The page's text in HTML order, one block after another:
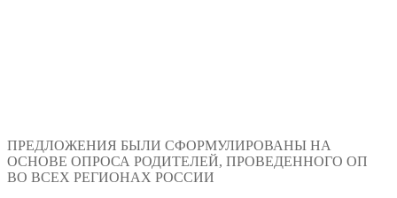
ПРЕДЛОЖЕНИЯ БЫЛИ СФОРМУЛИРОВАНЫ НА
ОСНОВЕ ОПРОСА РОДИТЕЛЕЙ, ПРОВЕДЕННОГО ОП
ВО ВСЕХ РЕГИОНАХ РОССИИ